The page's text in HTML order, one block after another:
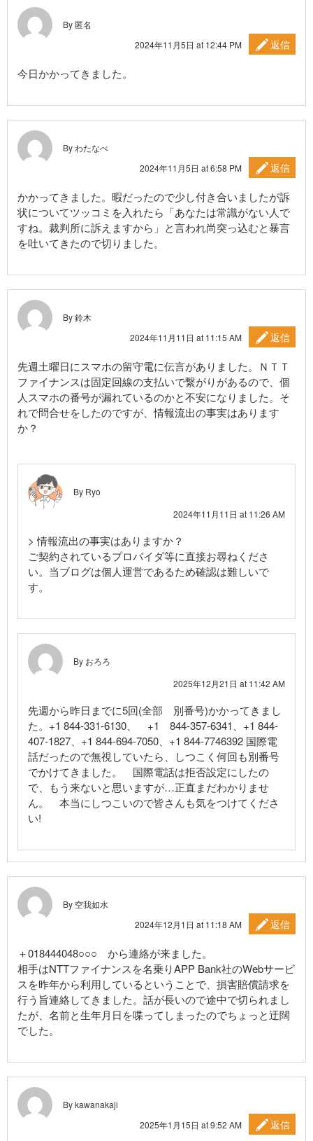
By 匿名
2024年11月5日 at 12:44 PM
返信
今日かかってきました。
By わたなべ
2024年11月5日 at 6:58 PM
返信
かかってきました。暇だったので少し付き合いましたが訴
状についてツッコミを入れたら「あなたは常識がない人で
すね。裁判所に訴えますから」と言われ尚突っ込むと暴言
を吐いてきたので切りました。
By 鈴木
2024年11月11日 at 11:15 AM
返信
先週土曜日にスマホの留守電に伝言がありました。ＮＴＴ
ファイナンスは固定回線の支払いで繋がりがあるので、個
人スマホの番号が漏れているのかと不安になりました。そ
れで問合せをしたのですが、情報流出の事実はあります
か？
By Ryo
2024年11月11日 at 11:26 AM
> 情報流出の事実はありますか？
ご契約されているプロバイダ等に直接お尋ねくださ
い。当ブログは個人運営であるため確認は難しいで
す。
By おろろ
2025年12月21日 at 11:42 AM
先週から昨日までに5回(全部 別番号)かかってきまし
た。+1 844-331-6130、 +1 844-357-6341、+1 844-
407-1827、+1 844-694-7050、+1 844-7746392 国際電
話だったので無視していたら、しつこく何回も別番号
でかけてきました。 国際電話は拒否設定にしたの
で、もう来ないと思いますが…正直まだわかりませ
ん。 本当にしつこいので皆さんも気をつけてくださ
い!
By 空我如水
2024年12月1日 at 11:18 AM
返信
＋018444048○○○ から連絡が来ました。
相手はNTTファイナンスを名乗りAPP Bank社のWebサービ
スを昨年から利用しているということで、損害賠償請求を
行う旨連絡してきました。話が長いので途中で切られまし
たが、名前と生年月日を喋ってしまったのでちょっと迂闊
でした。
By kawanakaji
2025年1月15日 at 9:52 AM
返信